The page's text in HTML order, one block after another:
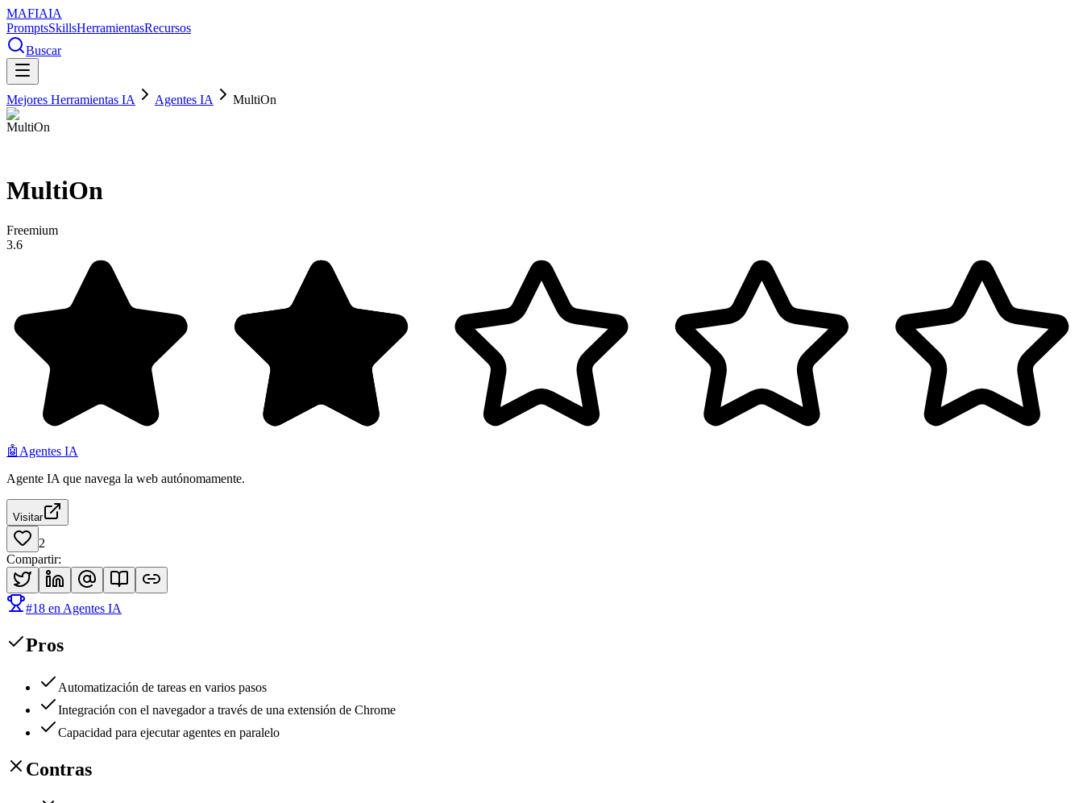
MAFIAIA
PromptsSkillsHerramientasRecursos
Buscar
Mejores Herramientas IA Agentes IA MultiOn
MultiOn
Freemium
3.6
🤖 Agentes IA
Agente IA que navega la web autónomamente.
Visitar
2
Compartir:
#18 en Agentes IA
Pros
Automatización de tareas en varios pasos
Integración con el navegador a través de una extensión de Chrome
Capacidad para ejecutar agentes en paralelo
Contras